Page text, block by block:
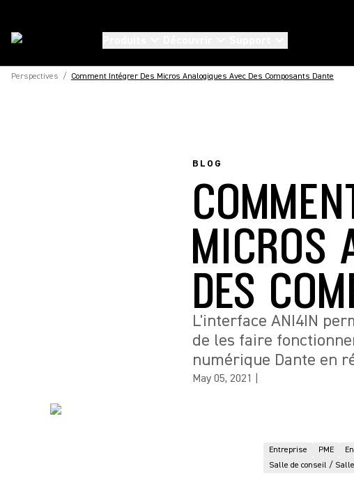
Perspectives / Comment Intégrer Des Micros Analogiques Avec Des Composants Dante
BLOG
MICROS
DES
L'interface ANI4IN
de les faire
numérique Dante en
May 05, 2021
Entreprise PME
Salle de conseil /